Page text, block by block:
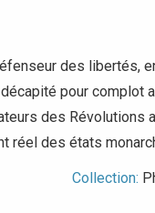
des libertés,
pour complot
des Révolutions
réel des états
Collection: